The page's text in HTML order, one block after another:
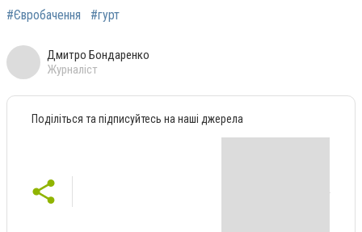
#Євробачення #гурт
Дмитро Бондаренко
Журналіст
Поділіться та підписуйтесь на наші джерела